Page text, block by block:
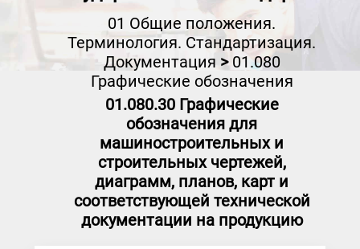
01 Общие положения.
Терминология. Стандартизация.
Документация > 01.080
Графические обозначения
01.080.30 Графические
обозначения для
машиностроительных и
строительных чертежей,
диаграмм, планов, карт и
соответствующей технической
документации на продукцию